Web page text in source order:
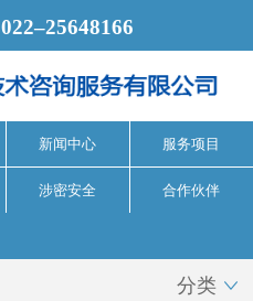
022‒25648166
新闻中心 服务项目
涉密安全 合作伙伴
分类 